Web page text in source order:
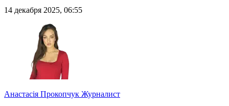
14 декабря 2025, 06:55
Анастасія Прокопчук Журналист